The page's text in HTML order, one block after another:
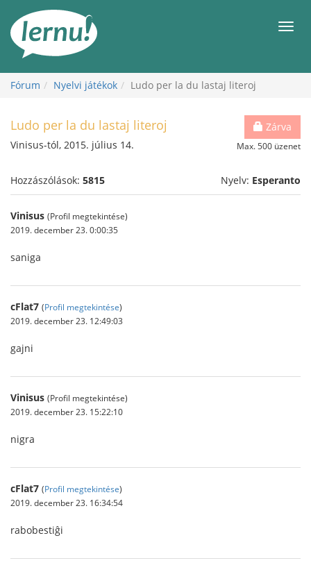
Fórum Nyelvi játékok Ludo per la du lastaj literoj
Zárva
Max. 500 üzenet
Ludo per la du lastaj literoj
Vinisus-tól, 2015. július 14.
Hozzászólások: 5815 Nyelv: Esperanto
Vinisus (Profil megtekintése)
2019. december 23. 0:00:35
saniga
cFlat7 (Profil megtekintése)
2019. december 23. 12:49:03
gajni
Vinisus (Profil megtekintése)
2019. december 23. 15:22:10
nigra
cFlat7 (Profil megtekintése)
2019. december 23. 16:34:54
rabobestiĝi